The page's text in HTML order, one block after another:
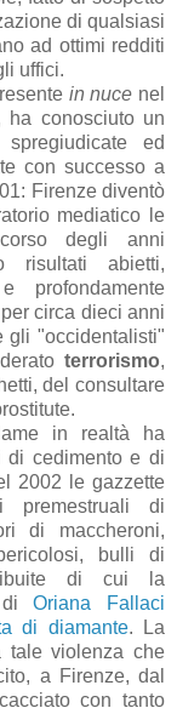
di qualsiasi
ad ottimi redditi
uffici.
in nuce nel
ha conosciuto un
ed
con successo a
Firenze diventò
mediatico le
degli anni
risultati abietti,
profondamente
circa dieci anni
gli "occidentalisti"
terrorismo,
del consultare
in realtà ha
di cedimento e di
2002 le gazzette
premestruali di
di maccheroni,
bulli di
di cui la
diOriana Fallaci
di diamante. La
violenza che
a Firenze, dal
con tanto